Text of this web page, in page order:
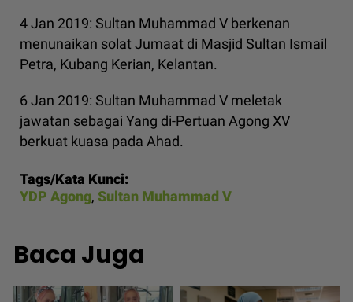
4 Jan 2019: Sultan Muhammad V berkenan
menunaikan solat Jumaat di Masjid Sultan Ismail
Petra, Kubang Kerian, Kelantan.
6 Jan 2019: Sultan Muhammad V meletak
jawatan sebagai Yang di-Pertuan Agong XV
berkuat kuasa pada Ahad.
Tags/Kata Kunci:
YDP Agong, Sultan Muhammad V
Baca Juga